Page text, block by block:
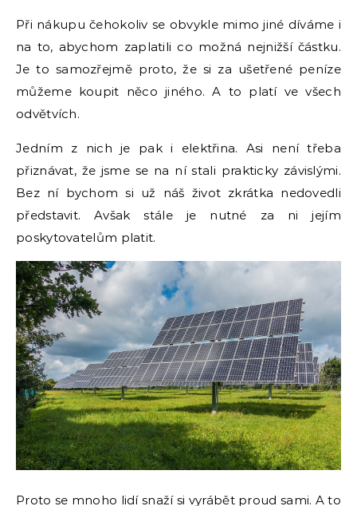
Při nákupu čehokoliv se obvykle mimo jiné díváme i
na to, abychom zaplatili co možná nejnižší částku.
Je to samozřejmě proto, že si za ušetřené peníze
můžeme koupit něco jiného. A to platí ve všech
odvětvích.
Jedním z nich je pak i elektřina. Asi není třeba
přiznávat, že jsme se na ní stali prakticky závislými.
Bez ní bychom si už náš život zkrátka nedovedli
představit. Avšak stále je nutné za ni jejím
poskytovatelům platit.
Proto se mnoho lidí snaží si vyrábět proud sami. A to